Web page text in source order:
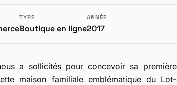
TYPE
Boutique en ligne
ANNÉE
2017
a sollicités pour concevoir sa
maison familiale emblématique du